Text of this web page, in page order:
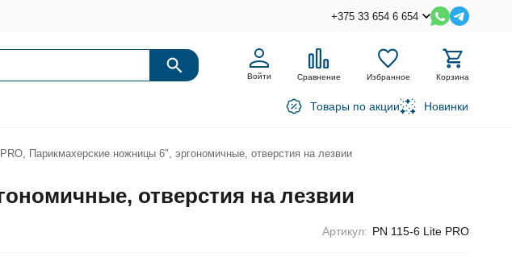
+375 33 654 6 654
Войти Сравнение Избранное Корзина
Товары по акции Новинки
Парикмахерские ножницы 6", эргономичные, отверстия на лезвии
отверстия на лезвии
Артикул: PN 115-6 Lite PRO